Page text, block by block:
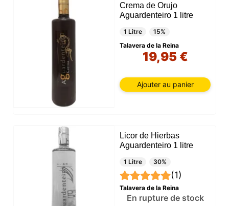
Crema de Orujo
Aguardenteiro 1 litre
1 Litre
15%
Talavera de la Reina
19,95 €
Ajouter au panier
Licor de Hierbas
Aguardenteiro 1 litre
1 Litre 30%
(1)
Talavera de la Reina
En rupture de stock